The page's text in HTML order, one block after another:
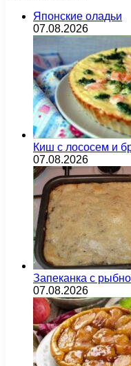
Японские оладьи
07.08.2026
Киш с лососем и
07.08.2026
Запеканка с
07.08.2026